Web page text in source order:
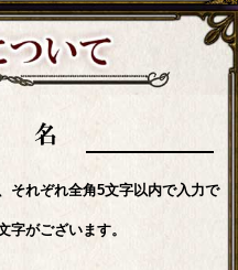
それぞれ全角5文字以内で入力で
がございます。